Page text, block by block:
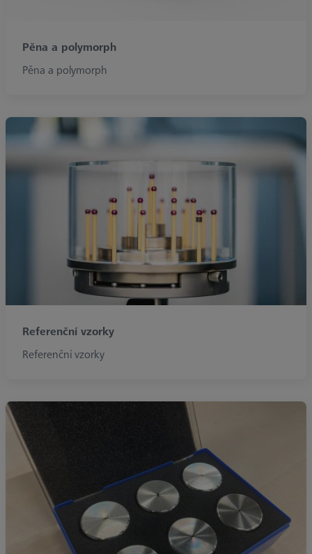
Pěna a polymorph
Pěna a polymorph
Referenční vzorky
Referenční vzorky